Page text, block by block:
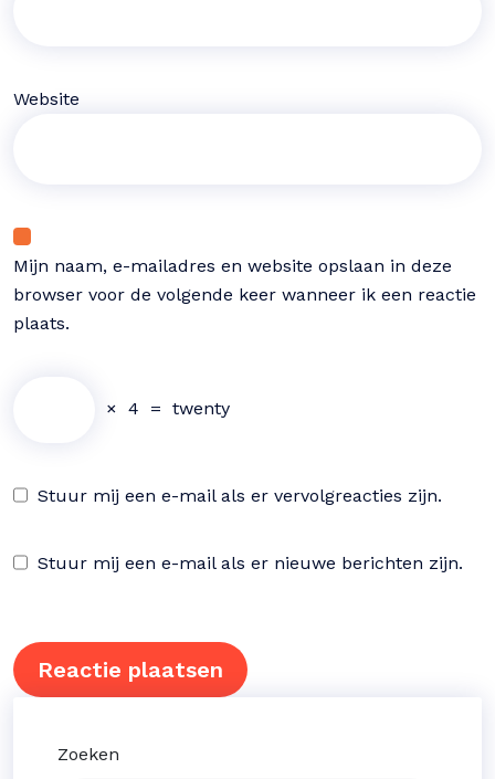
Website
Mijn naam, e-mailadres en website opslaan in deze
browser voor de volgende keer wanneer ik een reactie
plaats.
× 4 = twenty
Stuur mij een e-mail als er vervolgreacties zijn.
Stuur mij een e-mail als er nieuwe berichten zijn.
Zoeken